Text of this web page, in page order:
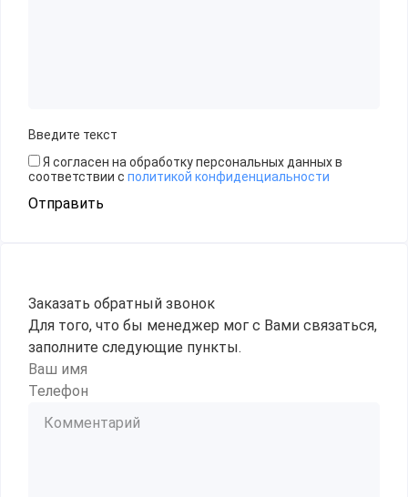
Введите текст
Я согласен на обработку персональных данных в
соответствии с политикой конфиденциальности
Отправить
Заказать обратный звонок
Для того, что бы менеджер мог с Вами связаться,
заполните следующие пункты.